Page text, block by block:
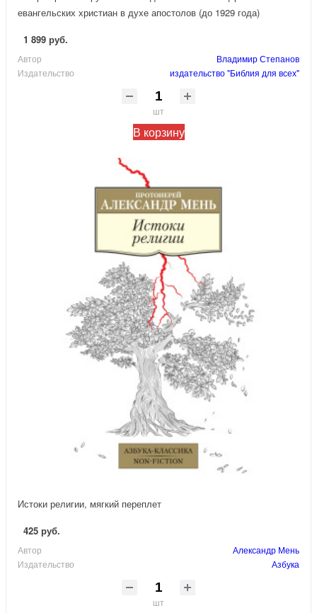
евангельских христиан в духе апостолов (до 1929 года)
1 899 руб.
Автор
Владимир Степанов
Издательство
издательство "Библия для всех"
шт
В корзину
Истоки религии, мягкий переплет
425 руб.
Автор
Александр Мень
Издательство
Азбука
шт